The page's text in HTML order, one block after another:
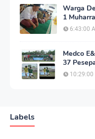
Warga
1
6:43:00
Medco
37
Aceh
10:29:00
Labels